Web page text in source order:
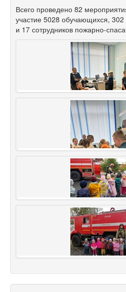
Всего проведено 82
участие 5028 обучающихся, 302
и 17 сотрудников пожарно-